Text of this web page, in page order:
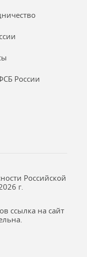
России
Российской
г.
ссылка на сайт